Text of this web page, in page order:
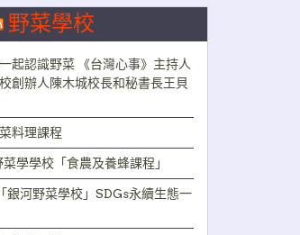
野菜學校
起認識野菜 《台灣心事》主持人
創辦人陳木城校長和秘書長王貝
料理課程
學學校「食農及養蜂課程」
銀河野菜學校」SDGs永續生態一